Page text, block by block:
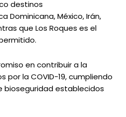
destinos
Dominicana, México, Irán,
que Los Roques es el
en contribuir a la
por la COVID-19, cumpliendo
bioseguridad establecidos